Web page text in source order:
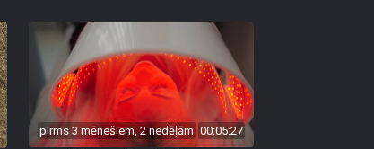
pirms 3 mēnešiem, 2 nedēļām 00:05:27